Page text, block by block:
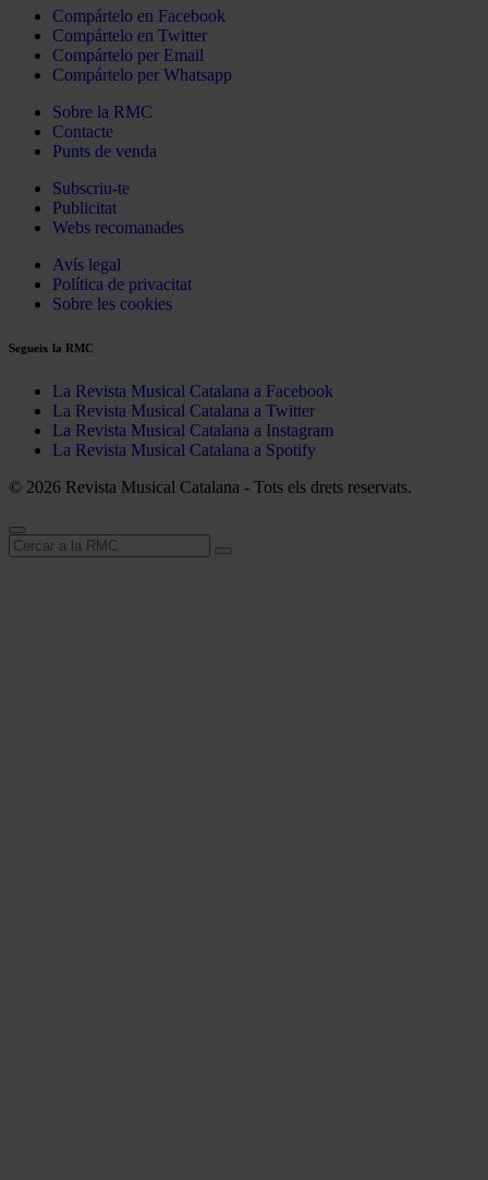
Compártelo en Facebook
Compártelo en Twitter
Compártelo per Email
Compártelo per Whatsapp
Sobre la RMC
Contacte
Punts de venda
Subscriu-te
Publicitat
Webs recomanades
Avís legal
Política de privacitat
Sobre les cookies
Segueix la RMC
La Revista Musical Catalana a Facebook
La Revista Musical Catalana a Twitter
La Revista Musical Catalana a Instagram
La Revista Musical Catalana a Spotify
© 2026 Revista Musical Catalana - Tots els drets reservats.
Cerca